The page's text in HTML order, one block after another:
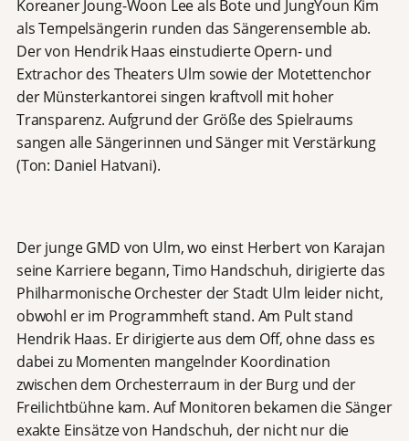
Koreaner Joung-Woon Lee als Bote und JungYoun Kim
als Tempelsängerin runden das Sängerensemble ab.
Der von Hendrik Haas einstudierte Opern- und
Extrachor des Theaters Ulm sowie der Motettenchor
der Münsterkantorei singen kraftvoll mit hoher
Transparenz. Aufgrund der Größe des Spielraums
sangen alle Sängerinnen und Sänger mit Verstärkung
(Ton: Daniel Hatvani).
Der junge GMD von Ulm, wo einst Herbert von Karajan
seine Karriere begann, Timo Handschuh, dirigierte das
Philharmonische Orchester der Stadt Ulm leider nicht,
obwohl er im Programmheft stand. Am Pult stand
Hendrik Haas. Er dirigierte aus dem Off, ohne dass es
dabei zu Momenten mangelnder Koordination
zwischen dem Orchesterraum in der Burg und der
Freilichtbühne kam. Auf Monitoren bekamen die Sänger
exakte Einsätze von Handschuh, der nicht nur die